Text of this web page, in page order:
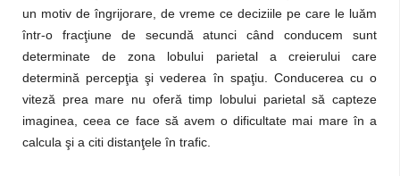
un motiv de îngrijorare, de vreme ce deciziile pe care le luăm
într-o fracţiune de secundă atunci când conducem sunt
determinate de zona lobului parietal a creierului care
determină percepţia şi vederea în spaţiu. Conducerea cu o
viteză prea mare nu oferă timp lobului parietal să capteze
imaginea, ceea ce face să avem o dificultate mai mare în a
calcula şi a citi distanţele în trafic.